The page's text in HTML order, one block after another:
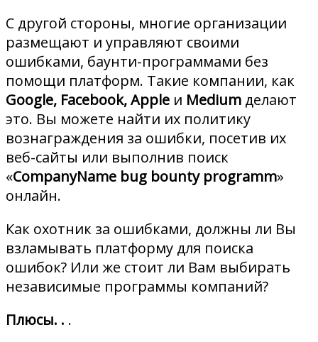
С другой стороны, многие организации
размещают и управляют своими
ошибками, баунти-программами без
помощи платформ. Такие компании, как
Google, Facebook, Apple и Medium делают
это. Вы можете найти их политику
вознаграждения за ошибки, посетив их
веб-сайты или выполнив поиск
«CompanyName bug bounty programm»
онлайн.
Как охотник за ошибками, должны ли Вы
взламывать платформу для поиска
ошибок? Или же стоит ли Вам выбирать
независимые программы компаний?
Плюсы. . .